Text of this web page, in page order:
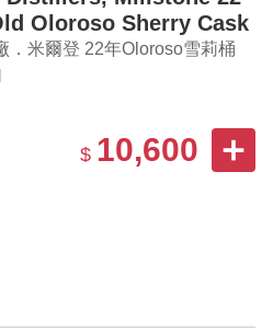
Oloroso Sherry Cask
Dutch Whisky
．米爾登 22年Oloroso雪莉桶
蘭威士忌
$ 10,600